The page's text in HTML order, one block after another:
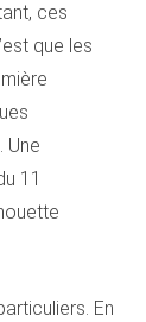
ces
que les
Une
11
En